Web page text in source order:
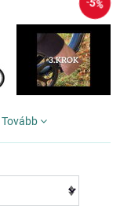
5%
Tovább